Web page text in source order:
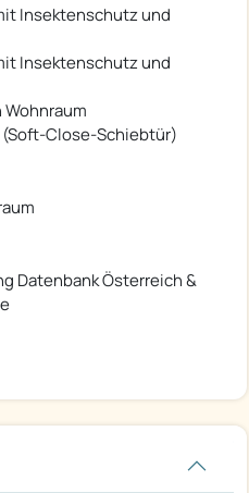
Insektenschutz und
Insektenschutz und
Close-Schiebtür)
Datenbank Österreich &